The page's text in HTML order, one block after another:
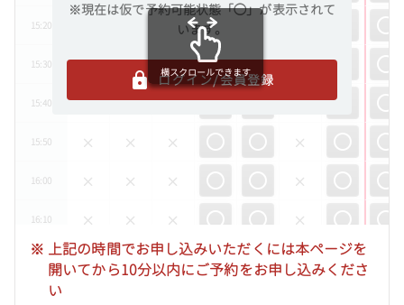
※現在は仮で予約可能状態「◯」が表示されて
います。
ログイン/会員登録
横スクロールできます
15:20
15:30
15:40
15:50
16:00
16:10
16:20
16:30
※ 上記の時間でお申し込みいただくには本ページを
開いてから10分以内にご予約をお申し込みくださ
い